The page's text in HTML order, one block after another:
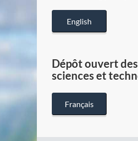
English
Dépôt ouvert des
sciences et
Français